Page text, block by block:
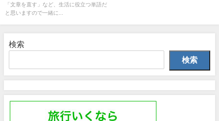
「文章を直す」など、生活に役立つ単語だ
と思いますので一緒に...
検索
検索